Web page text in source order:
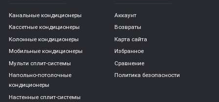
Канальные кондиционеры
Кассетные кондиционеры
Колонные кондиционеры
Мобильные кондиционеры
Мульти сплит-системы
Напольно-потолочные
кондиционеры
Настенные сплит-системы
Аккаунт
Возвраты
Карта сайта
Избранное
Сравнение
Политика безопасности